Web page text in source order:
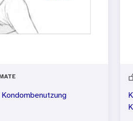
Kondombenutzung